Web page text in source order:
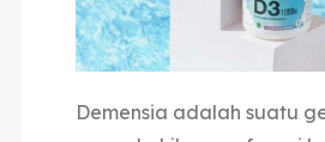
Demensia adalah suatu